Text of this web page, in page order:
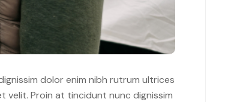
dolor enim nibh rutrum ultrices
velit. Proin at tincidunt nunc dignissim